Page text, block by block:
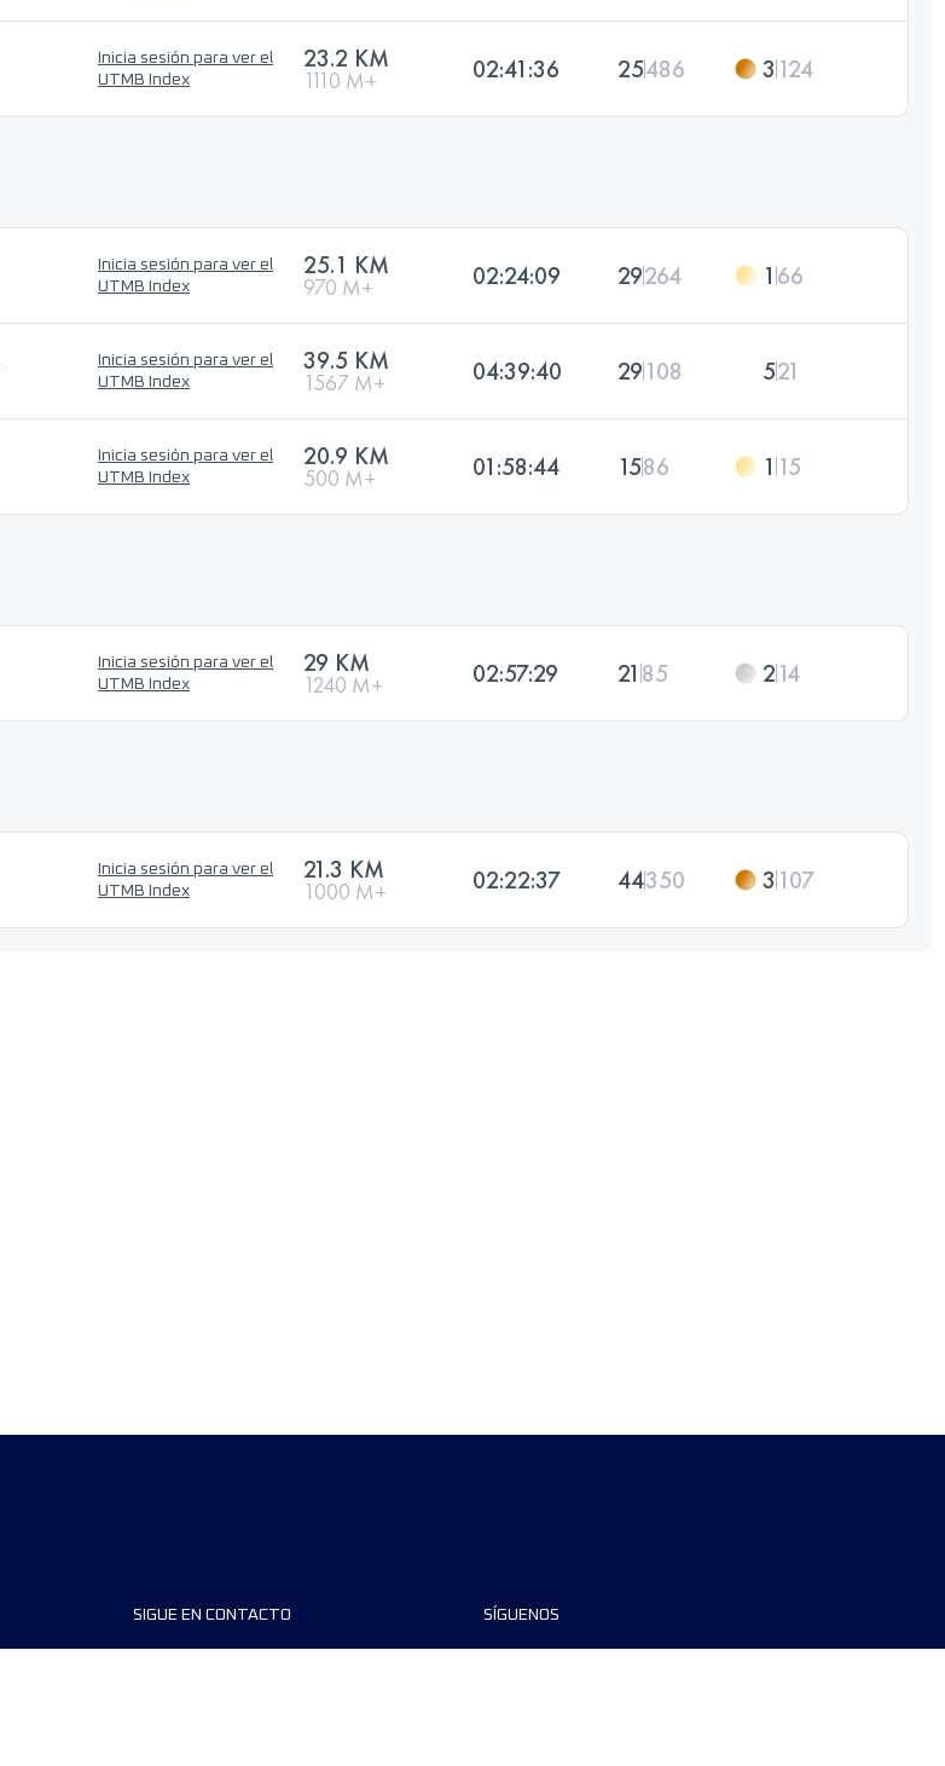
Inicia sesión para ver el
UTMB Index
23.2 KM
1110 M+ 02:41:36 25486 3 124
Inicia sesión para ver el
UTMB Index
25.1 KM
970 M+ 02:24:09 29264 1 66
Inicia sesión para ver el
UTMB Index
39.5 KM
1567 M+ 04:39:40 29108 521
Inicia sesión para ver el
UTMB Index
20.9 KM
500 M+ 01:58:44 1586 1 15
Inicia sesión para ver el
UTMB Index
29 KM
1240 M+ 02:57:29 21 85 214
Inicia sesión para ver el
UTMB Index
21.3 KM
1000 M+ 02:22:37 44350 3 107
SIGUE EN CONTACTO SÍGUENOS